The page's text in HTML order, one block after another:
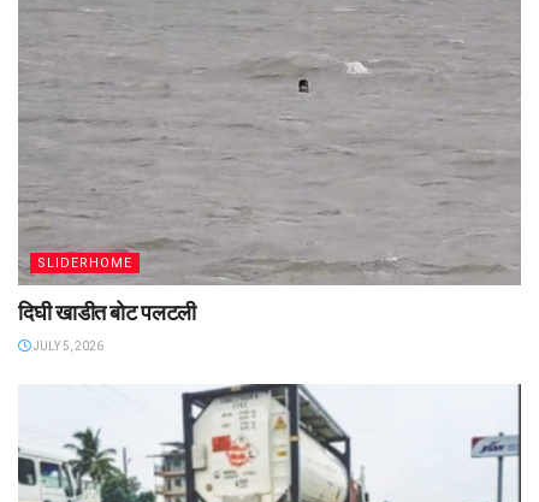
SLIDERHOME
दिघी खाडीत बोट पलटली
JULY 5, 2026